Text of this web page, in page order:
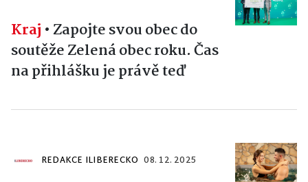
Kraj • Zapojte svou obec do
soutěže Zelená obec roku. Čas
na přihlášku je právě teď
REDAKCE ILIBERECKO 08. 12. 2025